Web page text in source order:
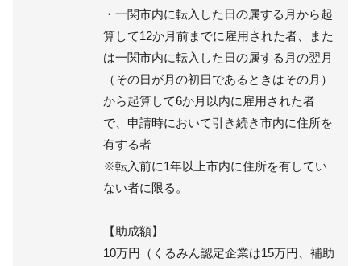
・一関市内に転入した日の属する月から起
算して12か月前までに雇用された者、また
は一関市内に転入した日の属する月の翌月
（その日が月の初日であるときはその月）
から起算して6か月以内に雇用された者
で、申請時において引き続き市内に住所を
有する者
※転入前に1年以上市内に住所を有してい
ない者に限る。
【助成額】
10万円（くるみん認定企業は15万円、補助